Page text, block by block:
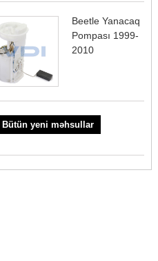
Beetle Yanacaq
Pompası 1999-
2010
Bütün yeni məhsullar